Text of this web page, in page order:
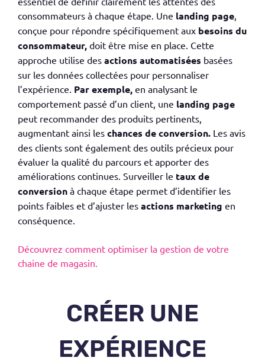
consommateurs à chaque étape. Une landing page,
conçue pour répondre spécifiquement aux besoins du
consommateur, doit être mise en place. Cette
approche utilise des actions automatisées basées
sur les données collectées pour personnaliser
l’expérience. Par exemple, en analysant le
comportement passé d’un client, une landing page
peut recommander des produits pertinents,
augmentant ainsi les chances deconversion. Les avis
des clients sont également des outils précieux pour
évaluer la qualité du parcours et apporter des
améliorations continues. Surveiller le taux de
conversion à chaque étape permet d’identifier les
points faibles et d’ajuster les actions marketing en
conséquence.
Découvrez comment optimiser la gestion de votre
chaine de magasin.
CRÉER UNE
EXPÉRIENCE